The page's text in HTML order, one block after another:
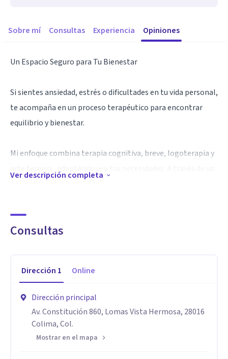
Sobre mí Consultas Experiencia Opiniones
Un Espacio Seguro para Tu Bienestar
Si sientes ansiedad, estrés o dificultades en tu vida personal,
te acompaña en un proceso terapéutico para encontrar
equilibrio y bienestar.
Mi enfoque combina terapia cognitiva, breve, logoterapia y
psicológicos o conductuales.
para ti, atendiendo tus necesidades, preocupaciones y
Un espacio seguro y libre de juicios : La terapia te brinda un
entorno de confianza donde puedes expresarte con libertad
y autenticidad.
Ver descripción completa
Consultas
Dirección 1 Online
Dirección principal
Av. Constitución 860, Lomas Vista Hermosa, 28016
Colima, Col.
Mostrar en el mapa